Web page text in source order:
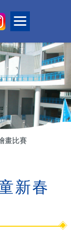
Toggle
Main
畫比賽
新春